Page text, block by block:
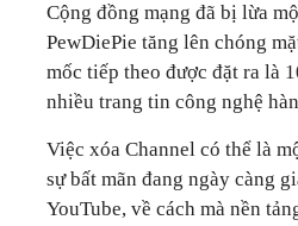
Cộng đồng mạng đã bị lừa
PewDiePie tăng lên chóng
mốc tiếp theo được đặt ra là
nhiều trang tin công nghệ
Việc xóa Channel có thể là
sự bất mãn đang ngày càng
YouTube, về cách mà nền